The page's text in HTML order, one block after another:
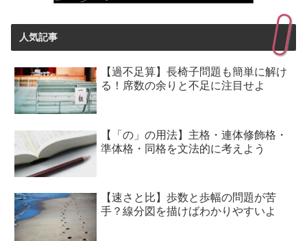
人気記事
【過不足算】長椅子問題も簡単に解け
る！席数の余りと不足に注目せよ
【「の」の用法】主格・連体修飾格・
準体格・同格を文法的に考えよう
【速さと比】歩数と歩幅の問題が苦
手？線分図を描けばわかりやすいよ